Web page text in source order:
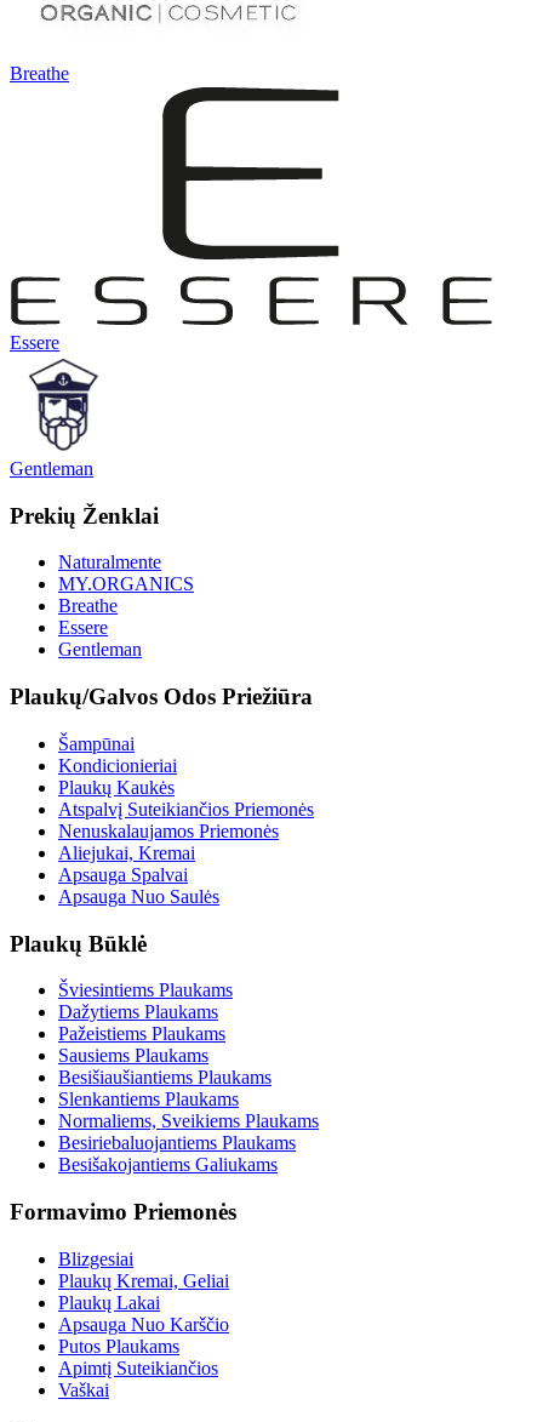
Breathe
Essere
Gentleman
Prekių Ženklai
Naturalmente
MY.ORGANICS
Breathe
Essere
Gentleman
Plaukų/Galvos Odos Priežiūra
Šampūnai
Kondicionieriai
Plaukų Kaukės
Atspalvį Suteikiančios Priemonės
Nenuskalaujamos Priemonės
Aliejukai, Kremai
Apsauga Spalvai
Apsauga Nuo Saulės
Plaukų Būklė
Šviesintiems Plaukams
Dažytiems Plaukams
Pažeistiems Plaukams
Sausiems Plaukams
Besišiaušiantiems Plaukams
Slenkantiems Plaukams
Normaliems, Sveikiems Plaukams
Besiriebaluojantiems Plaukams
Besišakojantiems Galiukams
Formavimo Priemonės
Blizgesiai
Plaukų Kremai, Geliai
Plaukų Lakai
Apsauga Nuo Karščio
Putos Plaukams
Apimtį Suteikiančios
Vaškai